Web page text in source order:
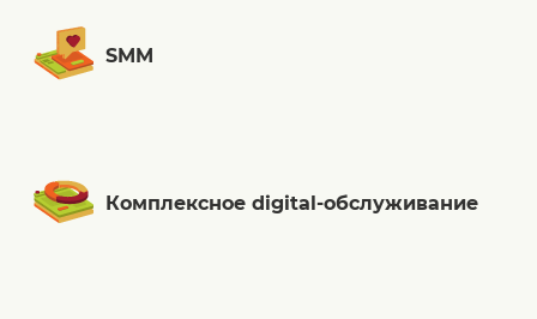
SMM
Комплексное digital-обслуживание